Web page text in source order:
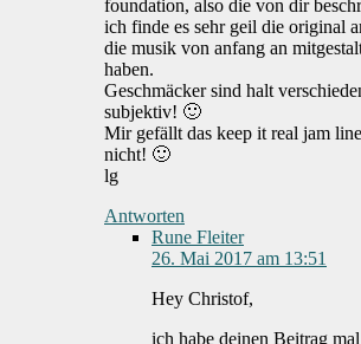
foundation, also die von dir
ich finde es sehr geil die original
die musik von anfang an
haben.
Geschmäcker sind halt
subjektiv! 🙂
Mir gefällt das keep it real jam
nicht! 🙂
lg
Antworten
Rune Fleiter
26. Mai 2017 am 13:51
Hey Christof,
ich habe deinen Beitrag